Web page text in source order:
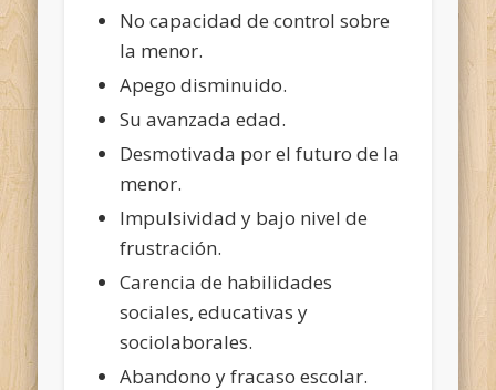
No capacidad de control sobre
la menor.
Apego disminuido.
Su avanzada edad.
Desmotivada por el futuro de la
menor.
Impulsividad y bajo nivel de
frustración.
Carencia de habilidades
sociales, educativas y
sociolaborales.
Abandono y fracaso escolar.